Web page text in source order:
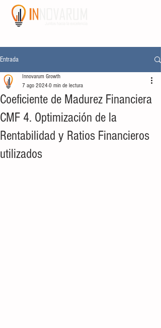
Entrada
Coeficiente de Madurez Financiera
CMF 4. Optimización de la
Rentabilidad y Ratios Financieros
utilizados
Innovarum Growth
7 ago 2024 0 min de lectura